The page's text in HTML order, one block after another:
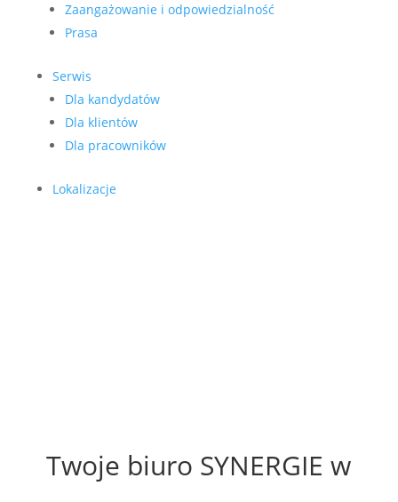
Zaangażowanie i odpowiedzialność
Prasa
Serwis
Dla kandydatów
Dla klientów
Dla pracowników
Lokalizacje
Twoje biuro SYNERGIE w